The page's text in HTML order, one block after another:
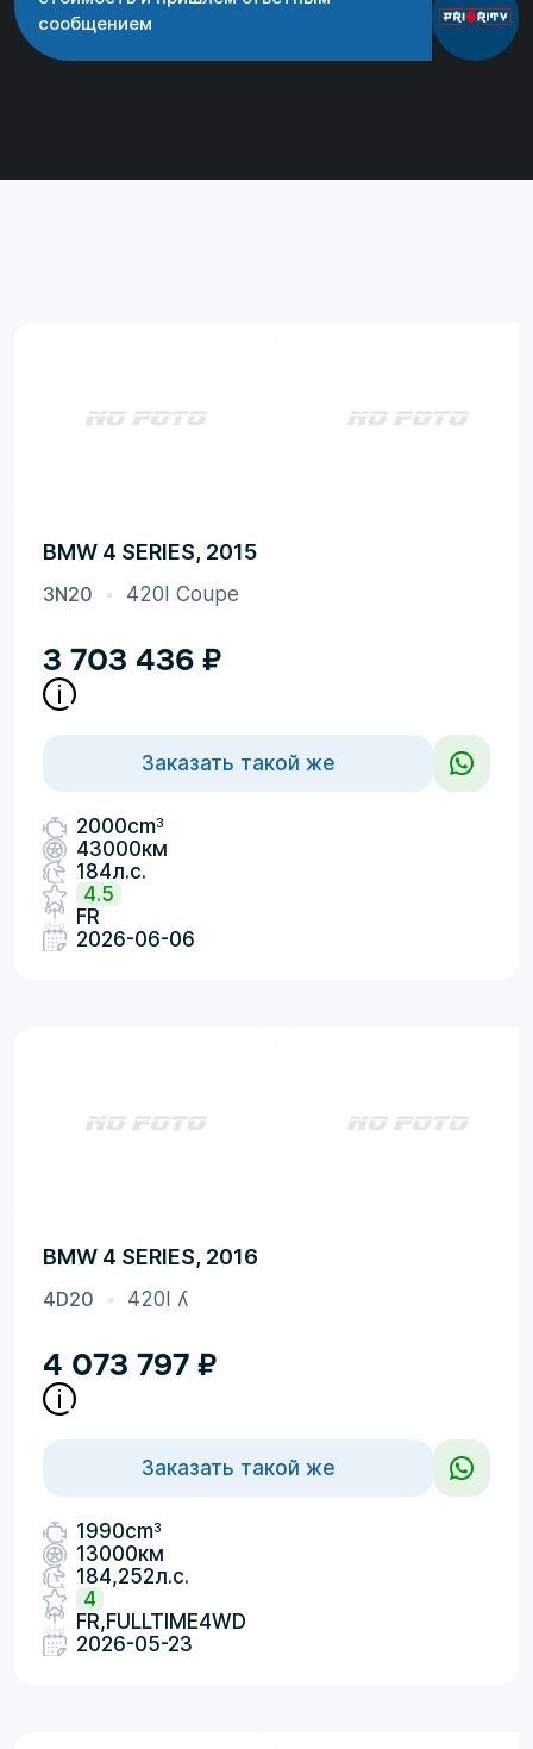
сообщением
BMW 4 SERIES, 2015
3N20 420I Coupe
3 703 436 ₽
Заказать такой же
2000cm3
43000км
184л.с.
4.5
FR
2026-06-06
BMW 4 SERIES, 2016
4D20 420I ʎ
4 073 797 ₽
Заказать такой же
1990cm3
13000км
184,252л.с.
4
FR,FULLTIME4WD
2026-05-23